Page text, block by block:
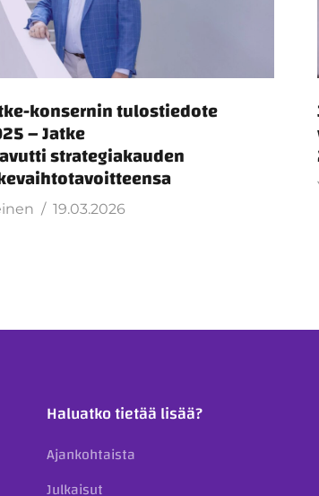
konsernin tulostiedote
– Jatke
strategiakauden
19.03.2026
Haluatko tietää lisää?
Ajankohtaista
Julkaisut